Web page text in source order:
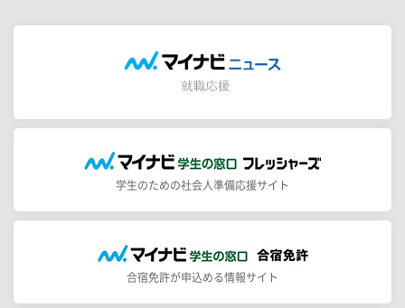
学生のための社会人準備応援サイト
合宿免許が申込める情報サイト